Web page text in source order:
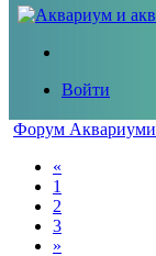
Войти
Форум
«
1
2
3
»